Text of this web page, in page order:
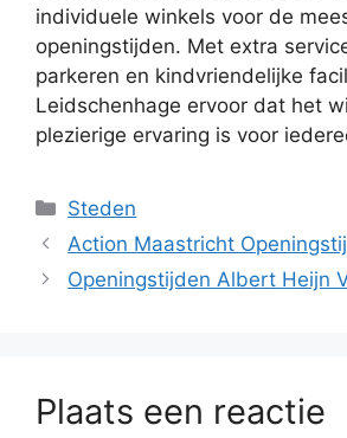
individuele winkels voor de
openingstijden. Met extra
parkeren en kindvriendelijke
Leidschenhage ervoor dat het
plezierige ervaring is voor
Categorieën
Steden
Action Maastricht
Openingstijden Albert Heijn
Plaats een reactie